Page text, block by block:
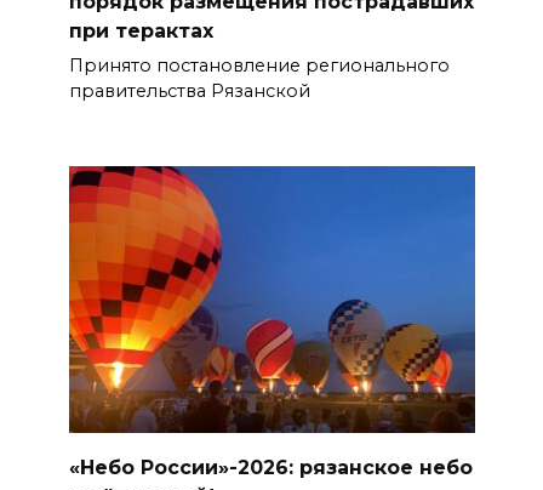
при терактах
Принято постановление регионального
правительства Рязанской
«Небо России»-2026: рязанское небо